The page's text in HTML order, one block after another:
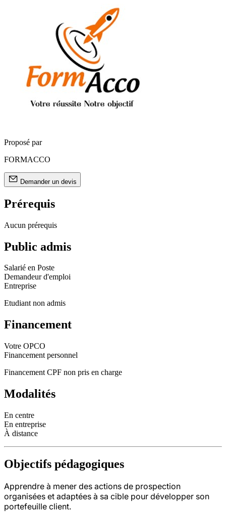
Proposé par
FORMACCO
Demander un devis
Prérequis
Aucun prérequis
Public admis
Salarié en Poste
Demandeur d'emploi
Entreprise
Etudiant non admis
Financement
Votre OPCO
Financement personnel
Financement CPF non pris en charge
Modalités
En centre
En entreprise
À distance
Objectifs pédagogiques
Apprendre à mener des actions de prospection
organisées et adaptées à sa cible pour développer son
portefeuille client.